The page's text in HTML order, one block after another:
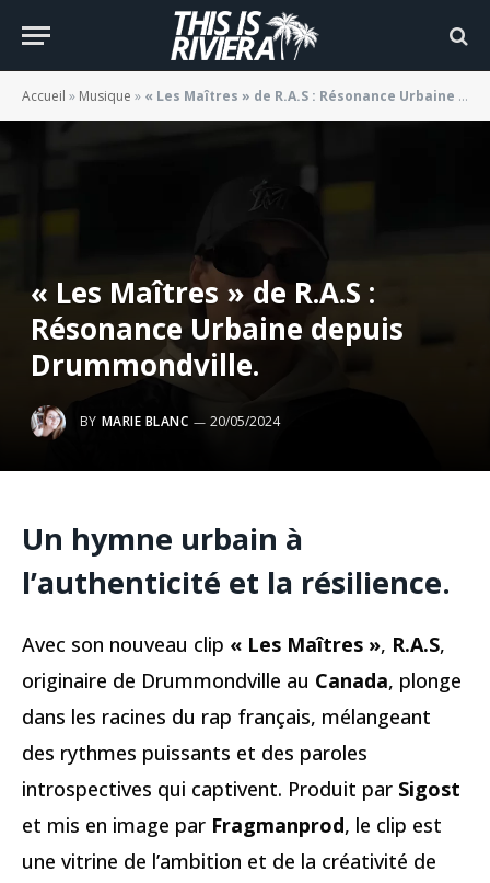
Accueil » Musique » « Les Maîtres » de R.A.S : Résonance Urbaine depuis Drummondville.
« Les Maîtres » de R.A.S :
Résonance Urbaine depuis
Drummondville.
BY MARIE BLANC 20/05/2024
Un hymne urbain à
l’authenticité et la résilience.
Avec son nouveau clip « Les Maîtres », R.A.S,
originaire de Drummondville au Canada, plonge
dans les racines du rap français, mélangeant
des rythmes puissants et des paroles
introspectives qui captivent. Produit par Sigost
et mis en image par Fragmanprod, le clip est
une vitrine de l’ambition et de la créativité de